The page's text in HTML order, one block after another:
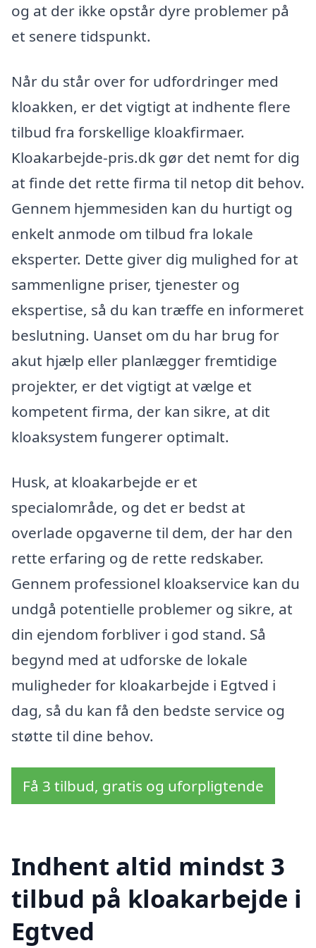
og at der ikke opstår dyre problemer på
et senere tidspunkt.
Når du står over for udfordringer med
kloakken, er det vigtigt at indhente flere
tilbud fra forskellige kloakfirmaer.
Kloakarbejde-pris.dk gør det nemt for dig
at finde det rette firma til netop dit behov.
Gennem hjemmesiden kan du hurtigt og
enkelt anmode om tilbud fra lokale
eksperter. Dette giver dig mulighed for at
sammenligne priser, tjenester og
ekspertise, så du kan træffe en informeret
beslutning. Uanset om du har brug for
akut hjælp eller planlægger fremtidige
projekter, er det vigtigt at vælge et
kompetent firma, der kan sikre, at dit
kloaksystem fungerer optimalt.
Husk, at kloakarbejde er et
specialområde, og det er bedst at
overlade opgaverne til dem, der har den
rette erfaring og de rette redskaber.
Gennem professionel kloakservice kan du
undgå potentielle problemer og sikre, at
din ejendom forbliver i god stand. Så
begynd med at udforske de lokale
muligheder for kloakarbejde i Egtved i
dag, så du kan få den bedste service og
støtte til dine behov.
Få 3 tilbud, gratis og uforpligtende
Indhent altid mindst 3
tilbud på kloakarbejde i
Egtved